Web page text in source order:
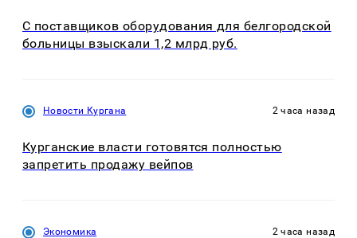
С поставщиков оборудования для белгородской
больницы взыскали 1,2 млрд руб.
Новости Кургана 2 часа назад
Курганские власти готовятся полностью
запретить продажу вейпов
Экономика 2 часа назад